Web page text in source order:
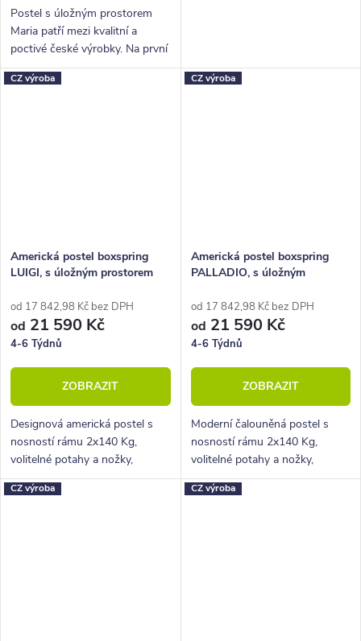
Postel s úložným prostorem
Maria patří mezi kvalitní a
poctivé české výrobky. Na první
pohled zaujme lehkým a
elegantním designem. Postel je
CZ výroba
Americká postel boxspring
LUIGI, s úložným prostorem
od 17 842,98 Kč bez DPH
od 21 590 Kč
4-6 Týdnů
ZOBRAZIT
Designová americká postel s
nosností rámu 2x140 Kg,
volitelné potahy a nožky,
hluboký úložný prostor.
CZ výroba
Americká postel boxspring
PALLADIO, s úložným
od 17 842,98 Kč bez DPH
od 21 590 Kč
4-6 Týdnů
ZOBRAZIT
Moderní čalouněná postel s
nosností rámu 2x140 Kg,
volitelné potahy a nožky,
hluboký úložný prostor.
CZ výroba CZ výroba